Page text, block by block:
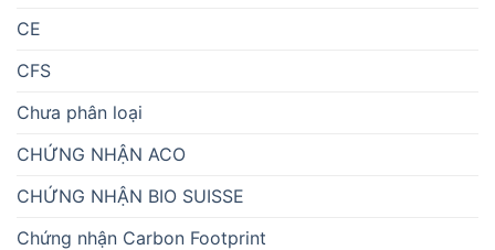
CE
CFS
Chưa phân loại
CHỨNG NHẬN ACO
CHỨNG NHẬN BIO SUISSE
Chứng nhận Carbon Footprint